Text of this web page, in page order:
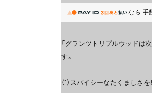
なら 手
「グランツトリプルウッドは
す。
（1）スパイシーなたくましさ